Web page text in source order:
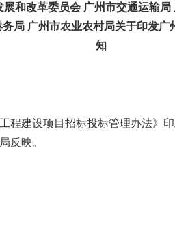
展和改革委员会 广州市交通运输局
务局 广州市农业农村局关于印发广
知
建设项目招标投标管理办法》印
反映。